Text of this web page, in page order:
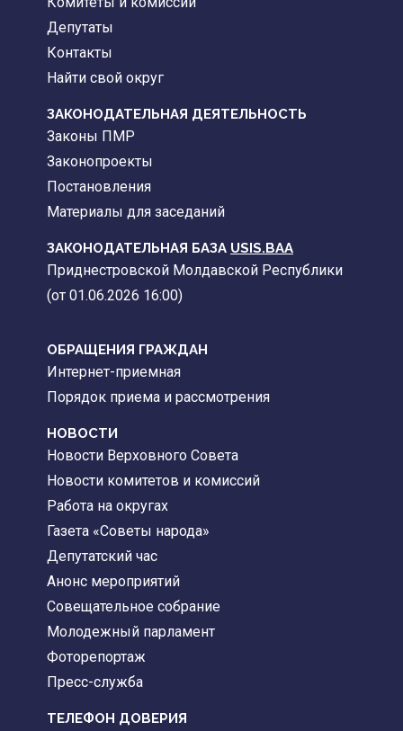
Депутаты
Контакты
Найти свой округ
ЗАКОНОДАТЕЛЬНАЯ ДЕЯТЕЛЬНОСТЬ
Законы ПМР
Законопроекты
Постановления
Материалы для заседаний
ЗАКОНОДАТЕЛЬНАЯ БАЗА USIS.BAA
Приднестровской Молдавской Республики
(от 01.06.2026 16:00)
ОБРАЩЕНИЯ ГРАЖДАН
Интернет-приемная
Порядок приема и рассмотрения
НОВОСТИ
Новости Верховного Совета
Новости комитетов и комиссий
Работа на округах
Газета «Советы народа»
Депутатский час
Анонс мероприятий
Совещательное собрание
Молодежный парламент
Фоторепортаж
Пресс-служба
ТЕЛЕФОН ДОВЕРИЯ